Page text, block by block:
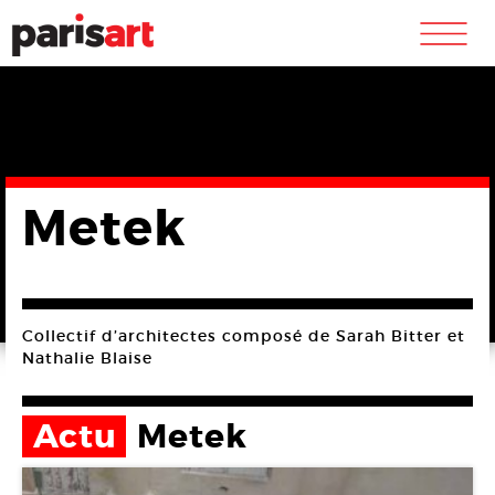
m
Metek
Collectif d’architectes composé de Sarah Bitter et
Nathalie Blaise
Actu Metek